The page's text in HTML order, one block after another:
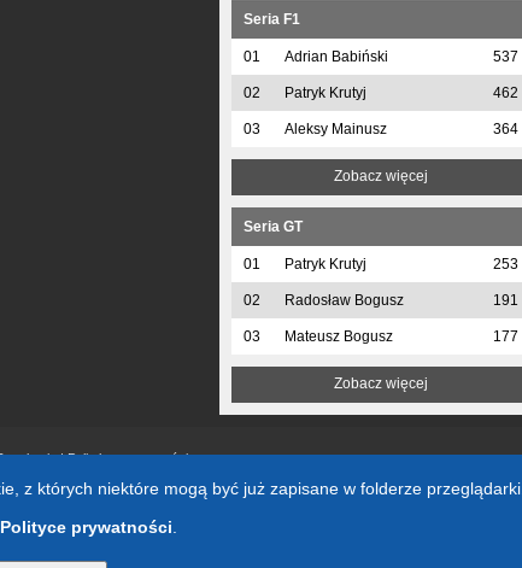
Seria F1
01 Adrian Babiński 537
02 Patryk Krutyj 462
03 Aleksy Mainusz 364
Zobacz więcej
Seria GT
01 Patryk Krutyj 253
02 Radosław Bogusz 191
03 Mateusz Bogusz 177
Zobacz więcej
|Polityka prywatności
z których niektóre mogą być już zapisane w folderze przeglądarki.
Polityce prywatności